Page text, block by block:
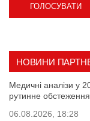
НОВИНИ
Медичні аналізи у
рутинне
06.08.2026, 18:28